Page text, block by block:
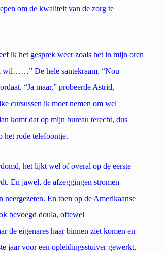
om de kwaliteit van de zorg te
ik het gesprek weer zoals het in mijn oren
wil……” De hele santekraam. “Nou
“Ja maar,” probeerde Astrid,
cursussen ik moet nemen om wel
komt dat op mijn bureau terecht, dus
het rode telefoontje.
het lijkt wel of overal op de eerste
En jawel, de afzeggingen stromen
En toen op de Amerikaanse
bevoegd doula, oftewel
de eigenares haar binnen ziet komen en
jaar voor een opleidingsstuiver gewerkt,